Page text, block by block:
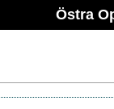
Östra